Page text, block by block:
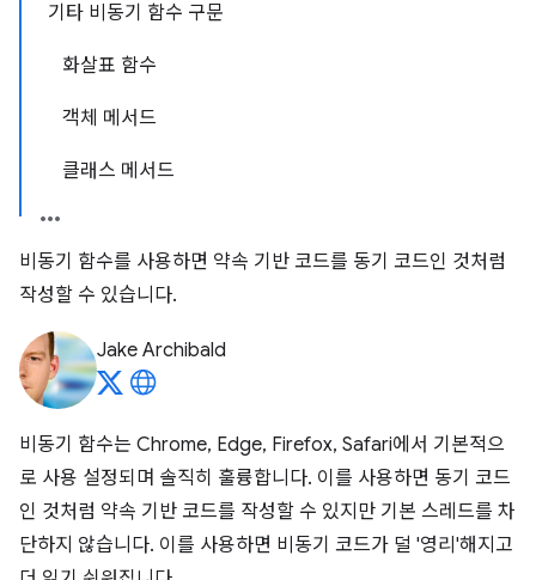
기타 비동기 함수 구문
화살표 함수
객체 메서드
클래스 메서드
비동기 함수를 사용하면 약속 기반 코드를 동기 코드인 것처럼
작성할 수 있습니다.
Jake Archibald
비동기 함수는 Chrome, Edge, Firefox, Safari에서 기본적으
로 사용 설정되며 솔직히 훌륭합니다. 이를 사용하면 동기 코드
인 것처럼 약속 기반 코드를 작성할 수 있지만 기본 스레드를 차
단하지 않습니다. 이를 사용하면 비동기 코드가 덜 '영리'해지고